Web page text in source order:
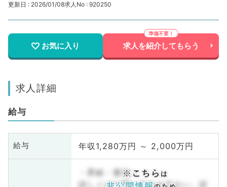
更新日 : 2026/01/08求人No : 920250
お気に入り 求人を紹介してもらう
求人詳細
給与
給与 年収1,280万円 ～ 2,000万円
・昇給・賞与
詳しくはお問い合わせ下さい。詳